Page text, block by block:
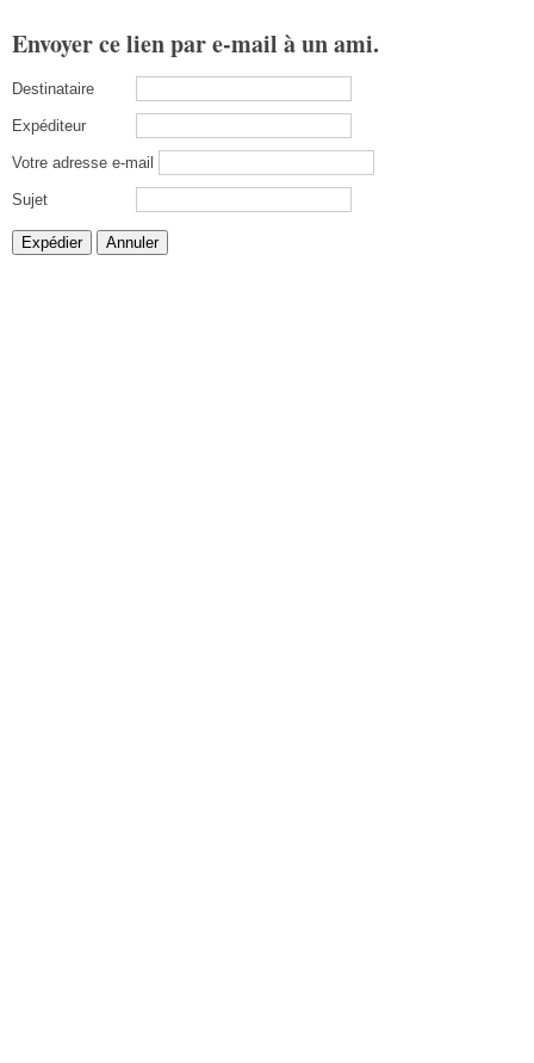
Envoyer ce lien par e-mail à un ami.
Destinataire
Expéditeur
Votre adresse e-mail
Sujet
Expédier Annuler